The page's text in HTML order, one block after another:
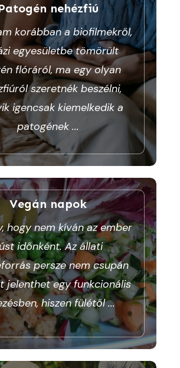
nehézfiú
korábban a biofilmekről,
egyesületbe tömörült
flóráról, ma egy olyan
szeretnék beszélni,
igencsak kiemelkedik a
patogének ...
Vegán napok
hogy nem kíván az ember
időnként. Az állati
persze nem csupán
jelenthet egy funkcionális
hiszen fülétől...